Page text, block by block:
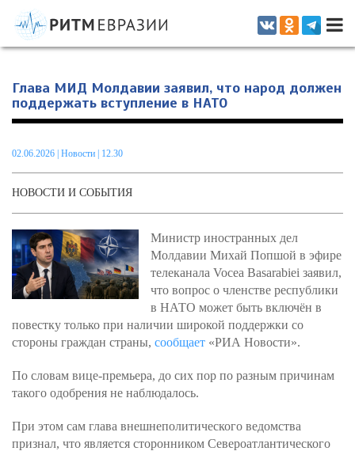
Информационно-аналитическое издание, посвященное актуальным
проблемам интеграции на постсоветском пространстве
Глава МИД Молдавии заявил, что народ должен
поддержать вступление в НАТО
02.06.2026 Новости | 12.30
НОВОСТИ И СОБЫТИЯ
Министр иностранных дел
Молдавии Михай Попшой в эфире
телеканала Vocea Basarabiei заявил,
что вопрос о членстве республики
в НАТО может быть включён в
повестку только при наличии широкой поддержки со
стороны граждан страны, сообщает «РИА Новости».
По словам вице-премьера, до сих пор по разным причинам
такого одобрения не наблюдалось.
При этом сам глава внешнеполитического ведомства
признал, что является сторонником Североатлантического